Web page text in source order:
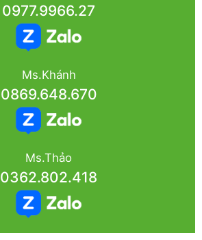
0977.9966.27
Ms.Khánh
0869.648.670
Ms.Thảo
0362.802.418